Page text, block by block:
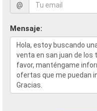
@
Mensaje: